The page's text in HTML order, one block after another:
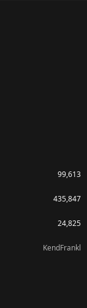
99,613
435,847
24,825
KendFrankl